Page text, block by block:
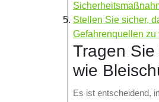
Stellen Sie sicher,
Gefahrenquellen zu
Tragen
wie
Es ist entscheidend,